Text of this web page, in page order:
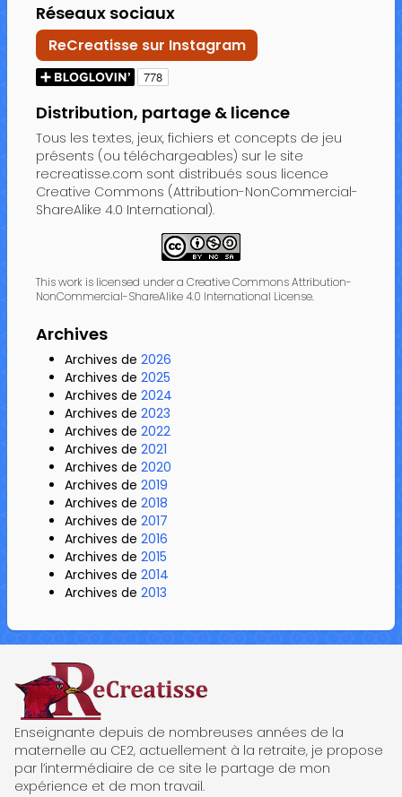
Réseaux sociaux
ReCreatisse sur Instagram
Distribution, partage & licence
Tous les textes, jeux, fichiers et concepts de jeu
présents (ou téléchargeables) sur le site
recreatisse.com sont distribués sous licence
Creative Commons (Attribution-NonCommercial-
ShareAlike 4.0 International).
This work is licensed under a Creative Commons Attribution-
NonCommercial-ShareAlike 4.0 International License.
Archives
Archives de 2026
Archives de 2025
Archives de 2024
Archives de 2023
Archives de 2022
Archives de 2021
Archives de 2020
Archives de 2019
Archives de 2018
Archives de 2017
Archives de 2016
Archives de 2015
Archives de 2014
Archives de 2013
ReCreatisse
Enseignante depuis de nombreuses années de la
maternelle au CE2, actuellement à la retraite, je propose
par l’intermédiaire de ce site le partage de mon
expérience et de mon travail.